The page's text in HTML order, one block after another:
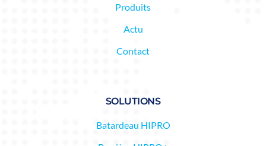
Produits
Actu
Contact
SOLUTIONS
Batardeau HIPRO